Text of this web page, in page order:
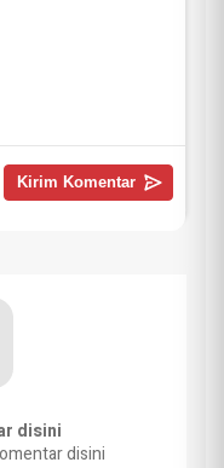
disini
disini